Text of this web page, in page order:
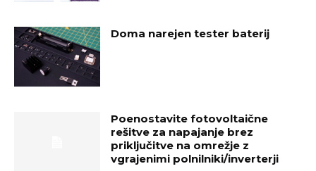
Doma narejen tester baterij
Poenostavite fotovoltaične
rešitve za napajanje brez
priključitve na omrežje z
vgrajenimi polnilniki/inverterji